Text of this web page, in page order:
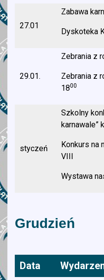
27.01
Zabawa
Dyskoteka
29.01.
Zebrania z
Zebrania z
1800
styczeń
Szkolny
karnawale”
Konkurs na
VIII
Wystawa
Grudzień
Data